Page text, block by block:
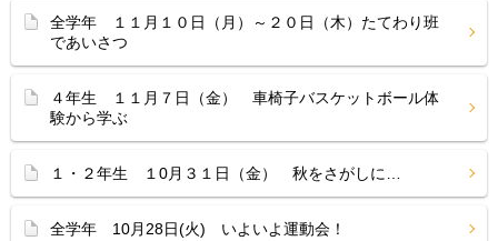
全学年 １１月１０日（月）～２０日（木）たてわり班
であいさつ
４年生 １１月７日（金） 車椅子バスケットボール体
験から学ぶ
１・２年生 １0月３１日（金） 秋をさがしに…
全学年 10月28日(火) いよいよ運動会！